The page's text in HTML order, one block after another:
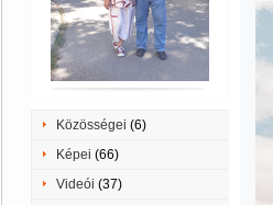
Közösségei (6)
Képei (66)
Videói (37)